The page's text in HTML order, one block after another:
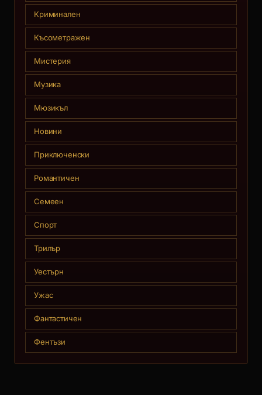
Криминален
Късометражен
Мистерия
Музика
Мюзикъл
Новини
Приключенски
Романтичен
Семеен
Спорт
Трилър
Уестърн
Ужас
Фантастичен
Фентъзи